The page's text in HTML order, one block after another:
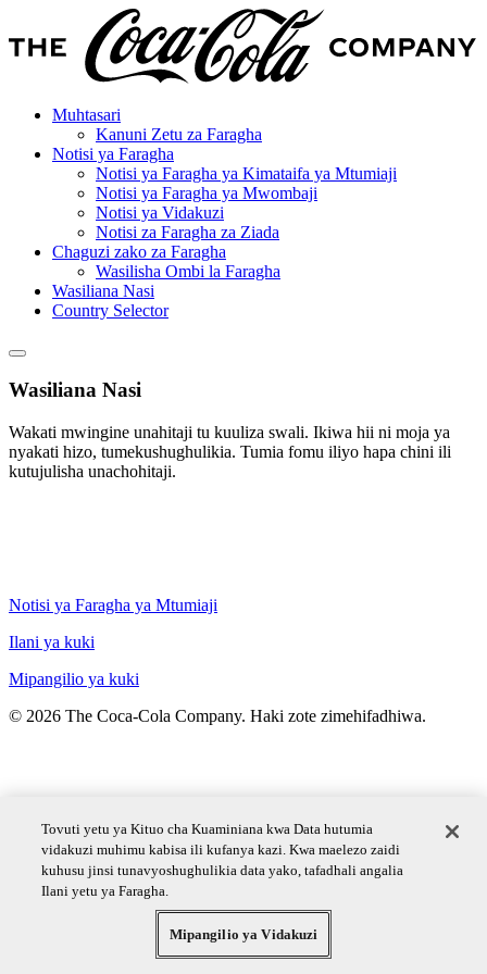
Muhtasari
Kanuni Zetu za Faragha
Notisi ya Faragha
Notisi ya Faragha ya Kimataifa ya Mtumiaji
Notisi ya Faragha ya Mwombaji
Notisi ya Vidakuzi
Notisi za Faragha za Ziada
Chaguzi zako za Faragha
Wasilisha Ombi la Faragha
Wasiliana Nasi
Country Selector
Wasiliana Nasi
Wakati mwingine unahitaji tu kuuliza swali. Ikiwa hii ni moja ya
nyakati hizo, tumekushughulikia. Tumia fomu iliyo hapa chini ili
kutujulisha unachohitaji.
Notisi ya Faragha ya Mtumiaji
Ilani ya kuki
Mipangilio ya kuki
© 2026 The Coca‑Cola Company. Haki zote zimehifadhiwa.
Tovuti yetu ya Kituo cha Kuaminiana kwa Data hutumia
vidakuzi muhimu kabisa ili kufanya kazi. Kwa maelezo zaidi
kuhusu jinsi tunavyoshughulikia data yako, tafadhali angalia
Ilani yetu ya Faragha.
Mipangilio ya Vidakuzi